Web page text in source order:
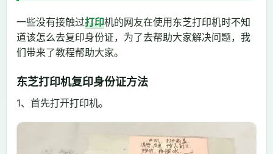
一些没有接触过打印机的网友在使用东芝打印机时不知
道该怎么去复印身份证，为了去帮助大家解决问题，我
们带来了教程帮助大家。
东芝打印机复印身份证方法
1、首先打开打印机。